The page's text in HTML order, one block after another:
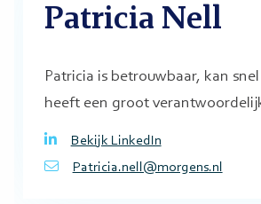
Patricia Nell
Patricia is betrouwbaar, kan
heeft een groot
Bekijk LinkedIn
Patricia.nell@morgens.nl